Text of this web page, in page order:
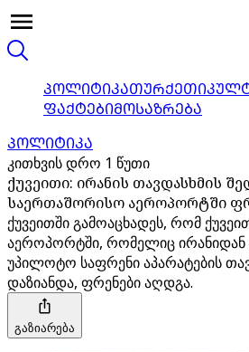
ᲞᲝᲚᲘᲢᲘᲙᲐᲗᲣᲠᲥᲔᲗᲘ
ᲤᲐᲥᲢᲔᲑᲘᲛᲝᲡᲐᲖᲠᲔᲑᲐ
ᲞᲝᲚᲘᲢᲘᲙᲐ
კითხვის დრო 1 წუთი
ქუვეითი: ირანის თავდასხმის
საერთაშორისო აეროპორტში
ქუვეითში გამოაცხადეს, რომ
აეროპორტში, რომელიც
უპილოტო საფრენი აპარატების
დაზიანდა, ფრენები აღდგა.
გაზიარება